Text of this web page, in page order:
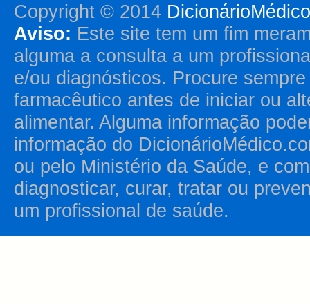
Copyright © 2014
Aviso: Este site tem um fim
alguma a consulta a um
e/ou diagnósticos. Procure
farmacêutico antes de iniciar ou
alimentar. Alguma informação
informação do
ou pelo Ministério da Saúde, e
diagnosticar, curar, tratar ou
um profissional de saúde.